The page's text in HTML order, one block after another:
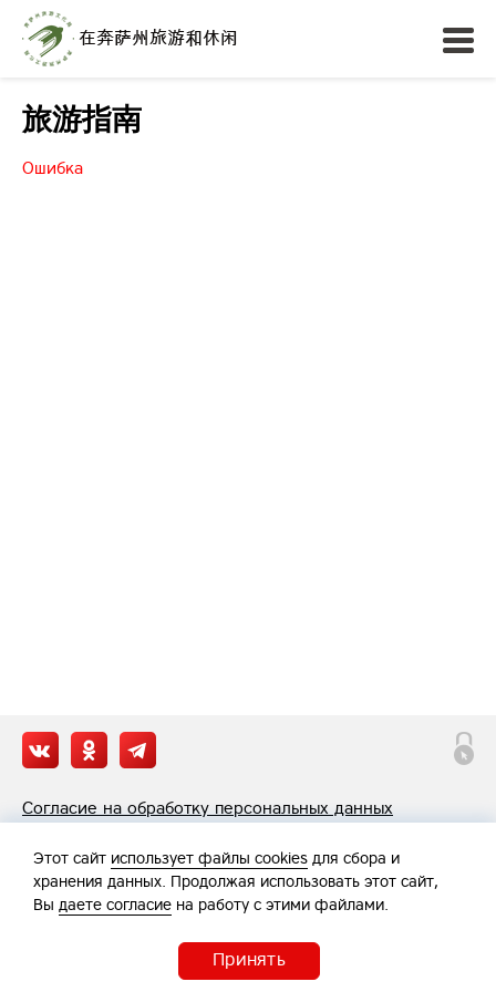
旅游指南
Ошибка
Согласие на обработку персональных данных
Этот сайт использует файлы cookies для сбора и
хранения данных. Продолжая использовать этот сайт,
Вы даете согласие на работу с этими файлами.
Принять